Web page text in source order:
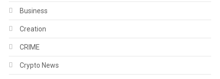
Business
Creation
CRIME
Crypto News